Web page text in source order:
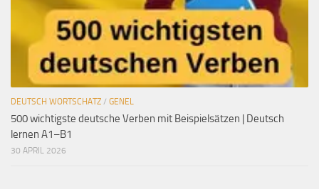
DEUTSCH WORTSCHATZ / GENEL
500 wichtigste deutsche Verben mit Beispielsätzen | Deutsch
lernen A1–B1
30 APRIL 2026